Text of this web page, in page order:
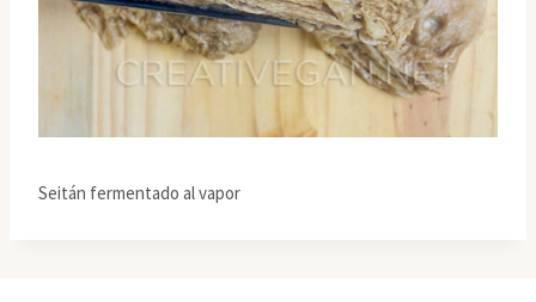
Seitán fermentado al vapor